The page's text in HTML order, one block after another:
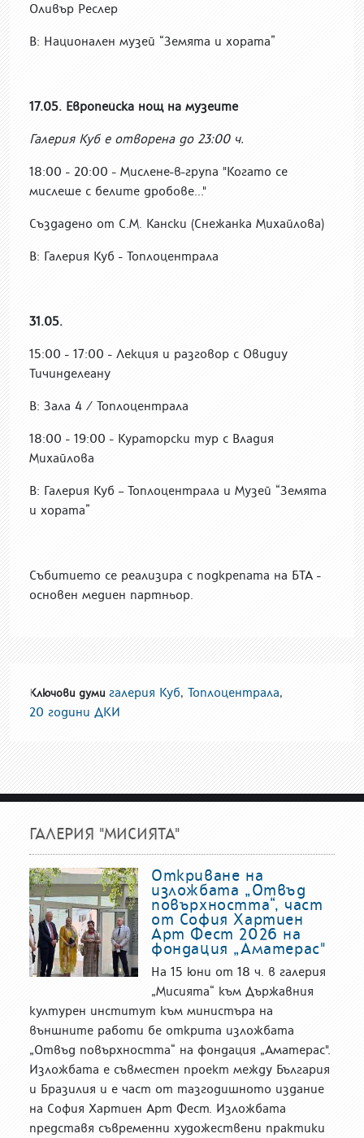
Оливър Реслер
В: Национален музей “Земята и хората”
17.05. Европейска нощ на музеите
Галерия Куб е отворена до 23:00 ч.
18:00 - 20:00 - Мислене-в-група "Когато се
мислеше с белите дробове..."
Създадено от С.М. Кански (Снежанка Михайлова)
В: Галерия Куб - Топлоцентрала
31.05.
15:00 - 17:00 - Лекция и разговор с Овидиу
Тичинделеану
В: Зала 4 / Топлоцентрала
18:00 - 19:00 - Кураторски тур с Владия
Михайлова
В: Галерия Куб – Топлоцентрала и Музей “Земята
и хората”
Събитието се реализира с подкрепата на БТА -
основен медиен партньор.
Ключови думи галерия Куб, Топлоцентрала,
20 години ДКИ
ГАЛЕРИЯ "МИСИЯТА"
Откриване на
изложбата „Отвъд
повърхността“, част
от София Хартиен
Арт Фест 2026 на
фондация „Аматерас"
На 15 юни от 18 ч. в галерия
„Мисията“ към Държавния
културен институт към министъра на
външните работи бе открита изложбата
„Отвъд повърхността“ на фондация „Аматерас".
Изложбата е съвместен проект между България
и Бразилия и е част от тазгодишното издание
на София Хартиен Арт Фест. Изложбата
представя съвременни художествени практики